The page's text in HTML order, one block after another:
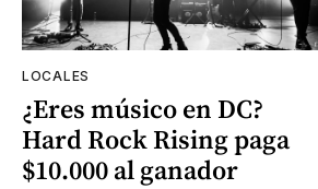
LOCALES
¿Eres músico en DC?
Hard Rock Rising paga
$10.000 al ganador